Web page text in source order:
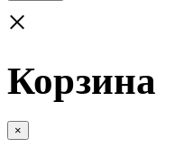
×
Корзина
×